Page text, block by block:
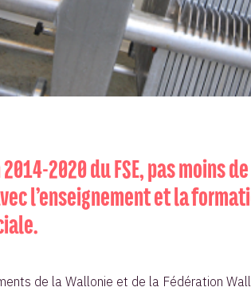
2020 du FSE, pas moins
l’enseignement et la
de la Wallonie et de la Fédération